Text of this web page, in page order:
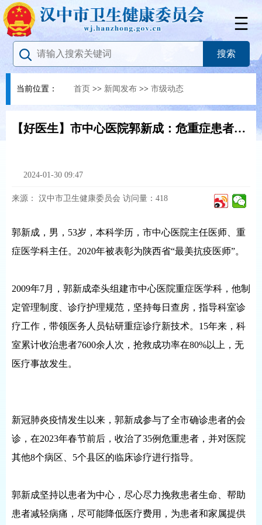
当前位置： 首页 >> 新闻发布 >> 市级动态
【好医生】市中心医院郭新成：危重症患者的健康守护人
2024-01-30 09:47
来源： 汉中市卫生健康委员会 访问量： 418
郭新成，男，53岁，本科学历，市中心医院主任医师、重
症医学科主任。2020年被表彰为陕西省“最美抗疫医师”。
2009年7月，郭新成牵头组建市中心医院重症医学科，他制
定管理制度、诊疗护理规范，坚持每日查房，指导科室诊
疗工作，带领医务人员钻研重症诊疗新技术。15年来，科
室累计收治患者7600余人次，抢救成功率在80%以上，无
医疗事故发生。
新冠肺炎疫情发生以来，郭新成参与了全市确诊患者的会
诊，在2023年春节前后，收治了35例危重患者，并对医院
其他8个病区、5个县区的临床诊疗进行指导。
郭新成坚持以患者为中心，尽心尽力挽救患者生命、帮助
患者减轻病痛，尽可能降低医疗费用，为患者和家属提供